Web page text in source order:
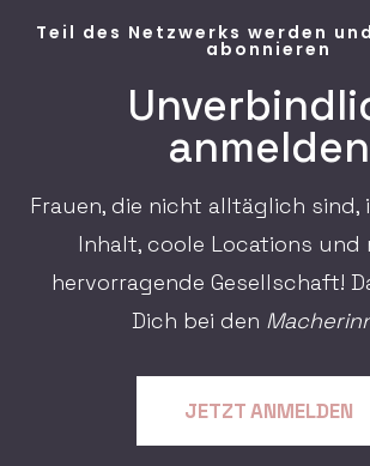
Teil des Netzwerks werden
abonnieren
anmelden
Frauen, die nicht alltäglich sind,
Inhalt, coole Locations und
hervorragende Gesellschaft!
Dich bei den
JETZT ANMELDEN